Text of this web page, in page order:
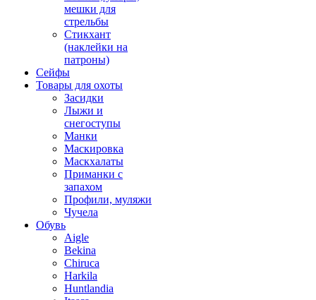
мешки для
стрельбы
Стикхант
(наклейки на
патроны)
Сейфы
Товары для охоты
Засидки
Лыжи и
снегоступы
Манки
Маскировка
Маскхалаты
Приманки с
запахом
Профили, муляжи
Чучела
Обувь
Aigle
Bekina
Chiruсa
Harkila
Huntlandia